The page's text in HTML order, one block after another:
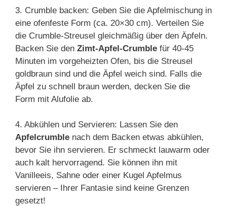
3. Crumble backen: Geben Sie die Apfelmischung in
eine ofenfeste Form (ca. 20×30 cm). Verteilen Sie
die Crumble-Streusel gleichmäßig über den Äpfeln.
Backen Sie den Zimt-Apfel-Crumble für 40-45
Minuten im vorgeheizten Ofen, bis die Streusel
goldbraun sind und die Äpfel weich sind. Falls die
Äpfel zu schnell braun werden, decken Sie die
Form mit Alufolie ab.
4. Abkühlen und Servieren: Lassen Sie den
Apfelcrumble nach dem Backen etwas abkühlen,
bevor Sie ihn servieren. Er schmeckt lauwarm oder
auch kalt hervorragend. Sie können ihn mit
Vanilleeis, Sahne oder einer Kugel Apfelmus
servieren – Ihrer Fantasie sind keine Grenzen
gesetzt!